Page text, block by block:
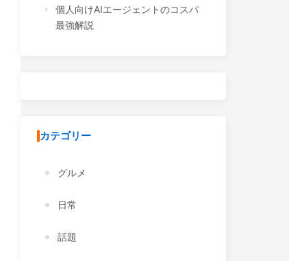
個人向けAIエージェントのコスパ
最強解説
カテゴリー
グルメ
日常
話題